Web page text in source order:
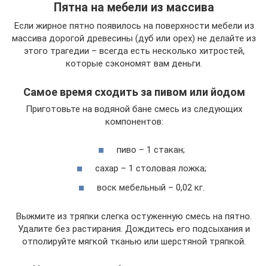
Пятна на мебели из массива
Если жирное пятно появилось на поверхности мебели из
массива дорогой древесины (дуб или орех) не делайте из
этого трагедии – всегда есть несколько хитростей,
которые сэкономят вам деньги.
Самое время сходить за пивом или йодом
Приготовьте на водяной бане смесь из следующих
компонентов:
пиво – 1 стакан;
сахар – 1 столовая ложка;
воск мебельный – 0,02 кг.
Выжмите из тряпки слегка остуженную смесь на пятно.
Удалите без растирания. Дождитесь его подсыхания и
отполируйте мягкой тканью или шерстяной тряпкой.